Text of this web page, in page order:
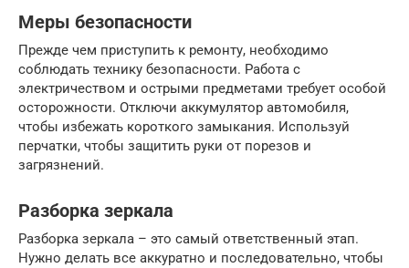
Меры безопасности
Прежде чем приступить к ремонту, необходимо
соблюдать технику безопасности. Работа с
электричеством и острыми предметами требует особой
осторожности. Отключи аккумулятор автомобиля,
чтобы избежать короткого замыкания. Используй
перчатки, чтобы защитить руки от порезов и
загрязнений.
Разборка зеркала
Разборка зеркала – это самый ответственный этап.
Нужно делать все аккуратно и последовательно, чтобы